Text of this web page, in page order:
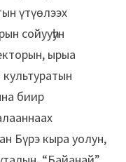
үтүөлээх
сойууһун
ырыа
биир
Бүрэ кыра уолун,